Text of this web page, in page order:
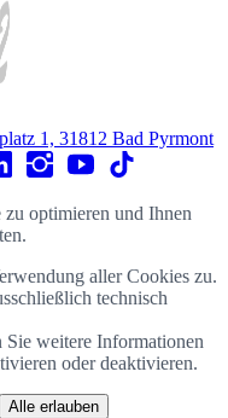
1, 31812 Bad Pyrmont
optimieren und Ihnen
aller Cookies zu.
technisch
Sie weitere Informationen
oder deaktivieren.
Alle erlauben